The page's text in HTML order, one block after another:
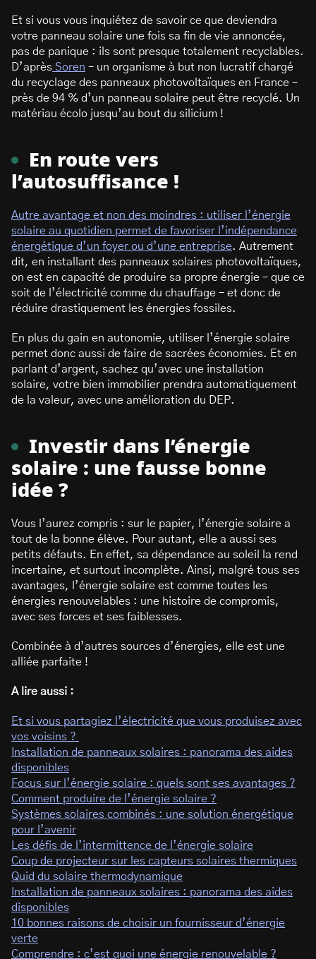
Et si vous vous inquiétez de savoir ce que deviendra
votre panneau solaire une fois sa fin de vie annoncée,
pas de panique : ils sont presque totalement recyclables.
D’après Soren – un organisme à but non lucratif chargé
du recyclage des panneaux photovoltaïques en France –
près de 94 % d’un panneau solaire peut être recyclé. Un
matériau écolo jusqu’au bout du silicium !
En route vers
l’autosuffisance !
Autre avantage et non des moindres : utiliser l’énergie
solaire au quotidien permet de favoriser l’indépendance
énergétique d’un foyer ou d’une entreprise. Autrement
dit, en installant des panneaux solaires photovoltaïques,
on est en capacité de produire sa propre énergie – que ce
soit de l’électricité comme du chauffage – et donc de
réduire drastiquement les énergies fossiles.
En plus du gain en autonomie, utiliser l’énergie solaire
permet donc aussi de faire de sacrées économies. Et en
parlant d’argent, sachez qu’avec une installation
solaire, votre bien immobilier prendra automatiquement
de la valeur, avec une amélioration du DEP.
Investir dans l’énergie
solaire : une fausse bonne
idée ?
Vous l’aurez compris : sur le papier, l’énergie solaire a
tout de la bonne élève. Pour autant, elle a aussi ses
petits défauts. En effet, sa dépendance au soleil la rend
incertaine, et surtout incomplète. Ainsi, malgré tous ses
avantages, l’énergie solaire est comme toutes les
énergies renouvelables : une histoire de compromis,
avec ses forces et ses faiblesses.
Combinée à d’autres sources d’énergies, elle est une
alliée parfaite !
A lire aussi :
Et si vous partagiez l’électricité que vous produisez avec
vos voisins ?
Installation de panneaux solaires : panorama des aides
disponibles
Focus sur l’énergie solaire : quels sont ses avantages ?
Comment produire de l’énergie solaire ?
Systèmes solaires combinés : une solution énergétique
pour l’avenir
Les défis de l’intermittence de l’énergie solaire
Coup de projecteur sur les capteurs solaires thermiques
Quid du solaire thermodynamique
Installation de panneaux solaires : panorama des aides
disponibles
10 bonnes raisons de choisir un fournisseur d’énergie
verte
Comprendre : c’est quoi une énergie renouvelable ?